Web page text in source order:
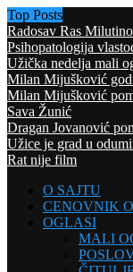
Top Posts
Radosav Ras
Psihopatologija
Užička nedelja mali
Milan Mijušković
Milan Mijušković
Sava Žunić
Dragan Jovanović
Užice je grad u
Rat nije film
O SAJTU
CENOVNIK
OGLASI
MALI